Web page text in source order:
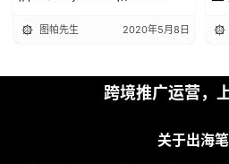
图帕先生 2020年5月8日
跨境推广运营，
关于出海